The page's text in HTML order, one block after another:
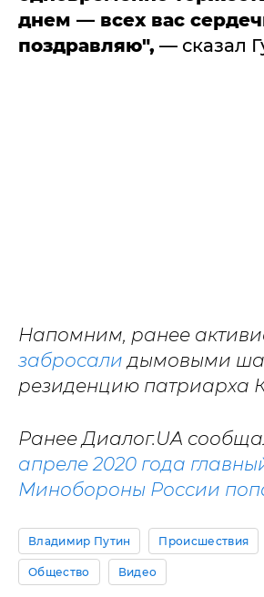
днем — всех вас
поздравляю", — сказал
Напомним, ранее
забросали дымовыми
резиденцию патриарха
Ранее Диалог.UA
апреле 2020 года
Минобороны России
Владимир Путин Происшествия
Общество Видео